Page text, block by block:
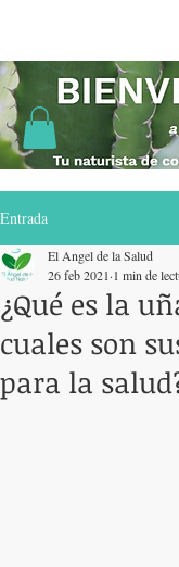
Entrada
¿Qué es la
cuales son
para la
El Angel de la Salud
26 feb 2021 1 min de